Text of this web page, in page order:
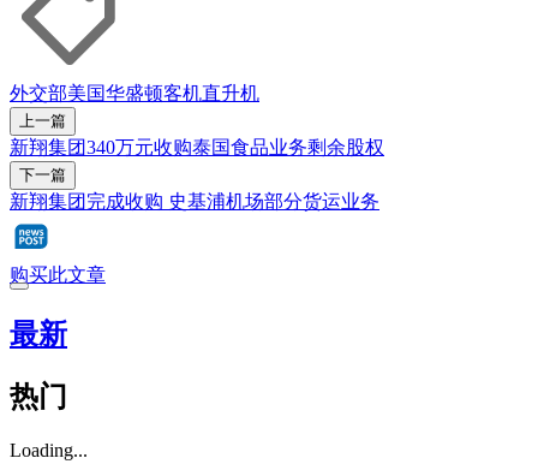
外交部美国华盛顿客机直升机
上一篇
新翔集团340万元收购泰国食品业务剩余股权
下一篇
新翔集团完成收购 史基浦机场部分货运业务
购买此文章
最新
热门
Loading...